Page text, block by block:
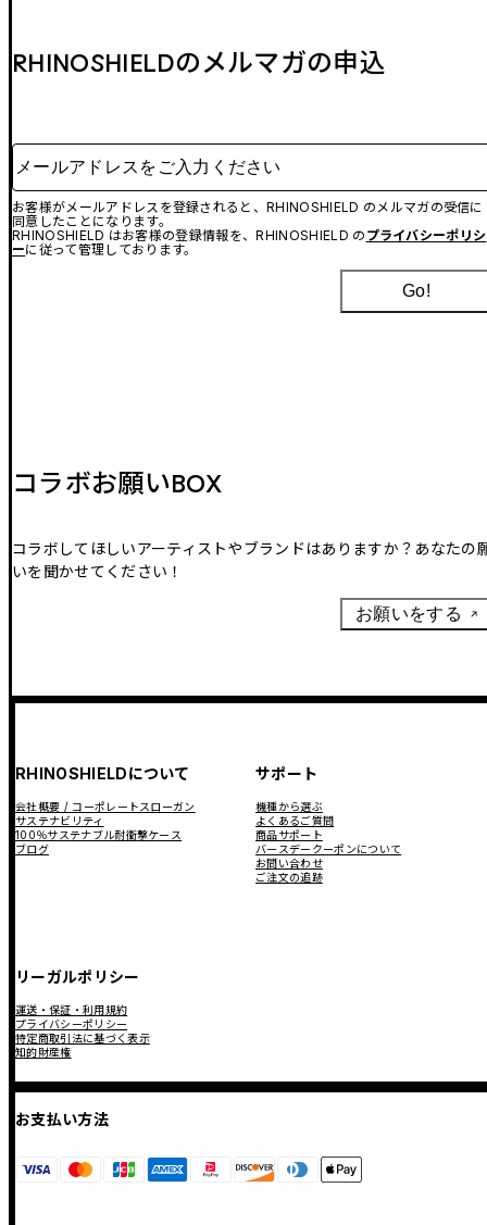
RHINOSHIELDのメルマガの申込
メールアドレスをご入力ください
お客様がメールアドレスを登録されると、RHINOSHIELD のメルマガの受信に
同意したことになります。
RHINOSHIELD はお客様の登録情報を、RHINOSHIELD の プライバシーポリシ
ーに従って管理しております。
Go!
コラボお願いBOX
コラボしてほしいアーティストやブランドはありますか？あなたの
いを聞かせてください！
お願いをする
RHINOSHIELDについて
会社概要 / コーポレートスローガン
サステナビリティ
100％サステナブル耐衝撃ケース
ブログ
サポート
機種から選ぶ
よくあるご質問
商品サポート
バースデークーポンについて
お問い合わせ
ご注文の追跡
リーガルポリシー
運送・保証・利用規約
プライバシーポリシー
特定商取引法に基づく表示
知的財産権
お支払い方法